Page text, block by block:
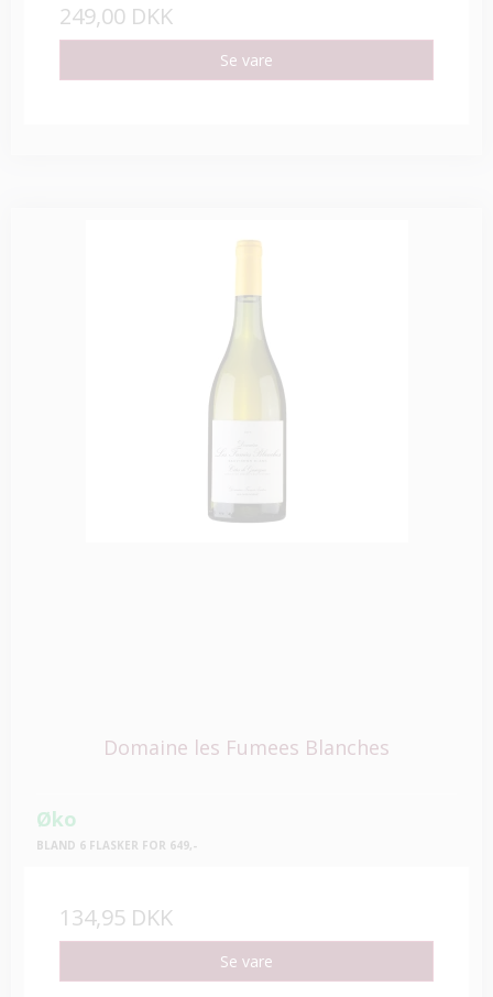
249,00 DKK
Se vare
Domaine les Fumees Blanches
Øko
BLAND 6 FLASKER FOR 649,-
134,95 DKK
Se vare